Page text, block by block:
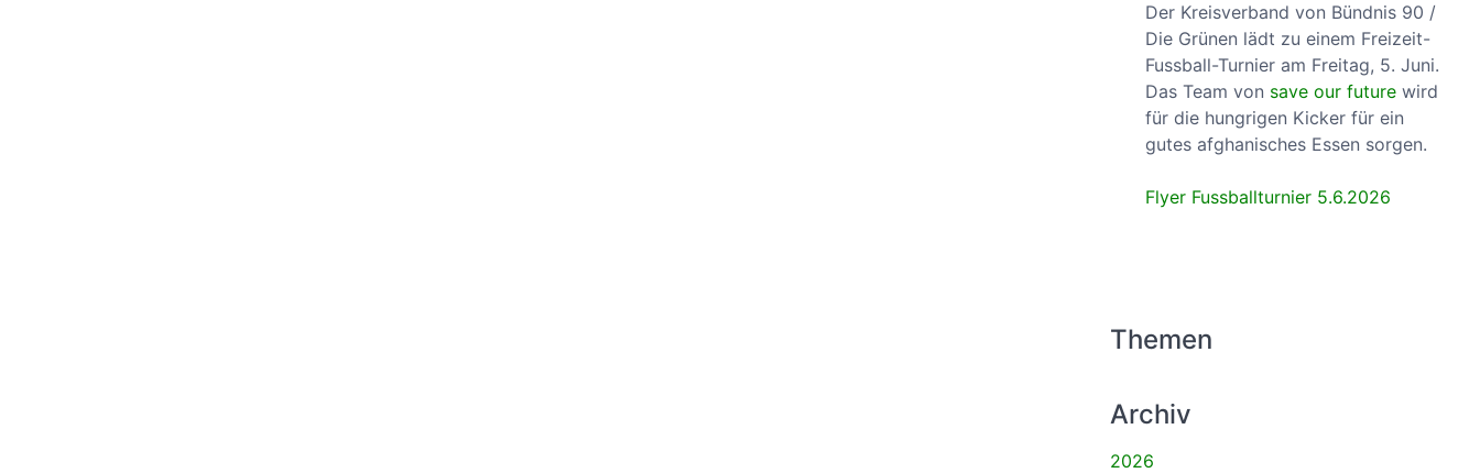
Der Kreisverband von Bündnis 90 /
Die Grünen lädt zu einem Freizeit-
Fussball-Turnier am Freitag, 5. Juni.
Das Team von save our future wird
für die hungrigen Kicker für ein
gutes afghanisches Essen sorgen.
Flyer Fussballturnier 5.6.2026
Themen
Archiv
2026